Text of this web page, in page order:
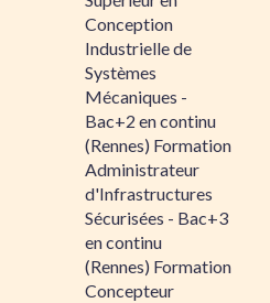
Conception
Industrielle de
Systèmes
Mécaniques -
Bac+2 en continu
(Rennes) Formation
Administrateur
d'Infrastructures
Sécurisées - Bac+3
en continu
(Rennes) Formation
Concepteur